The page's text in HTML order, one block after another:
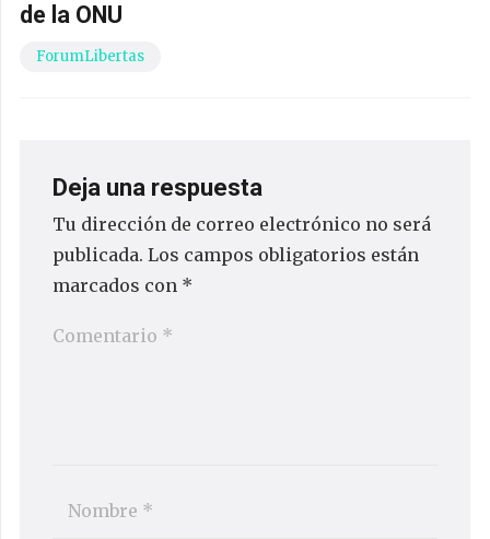
de la ONU
ForumLibertas
Deja una respuesta
Tu dirección de correo electrónico no será
publicada. Los campos obligatorios están
marcados con *